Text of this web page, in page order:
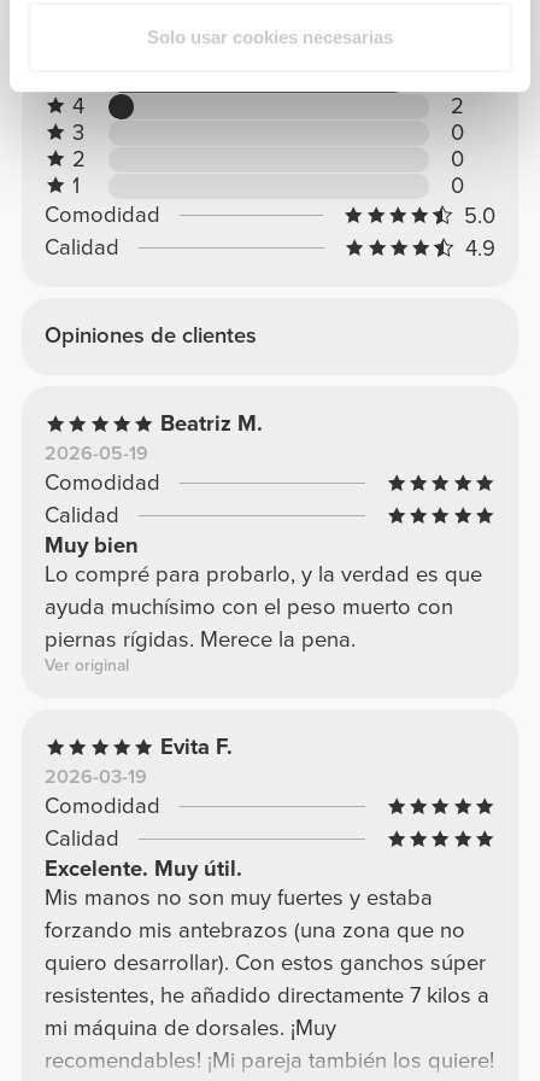
Solo usar cookies necesarias
4
2
3
0
2
0
1
0
Comodidad
5.0
Calidad
4.9
Opiniones de clientes
Beatriz M.
2026-05-19
Comodidad
Calidad
Muy bien
Lo compré para probarlo, y la verdad es que
ayuda muchísimo con el peso muerto con
piernas rígidas. Merece la pena.
Ver original
Evita F.
2026-03-19
Comodidad
Calidad
Excelente. Muy útil.
Mis manos no son muy fuertes y estaba
forzando mis antebrazos (una zona que no
quiero desarrollar). Con estos ganchos súper
resistentes, he añadido directamente 7 kilos a
mi máquina de dorsales. ¡Muy
recomendables! ¡Mi pareja también los quiere!